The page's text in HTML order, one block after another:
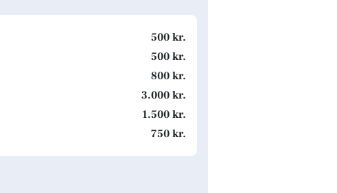
500 kr.
500 kr.
800 kr.
3.000 kr.
1.500 kr.
750 kr.